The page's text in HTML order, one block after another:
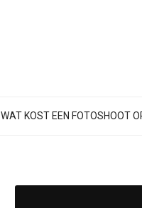
WAT KOST EEN FOTOSHOOT